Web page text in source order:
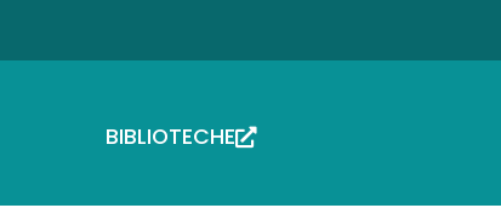
BIBLIOTECHE